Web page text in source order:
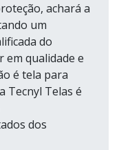
achará a
um
do
em qualidade e
é tela para
Tecnyl Telas é
dos